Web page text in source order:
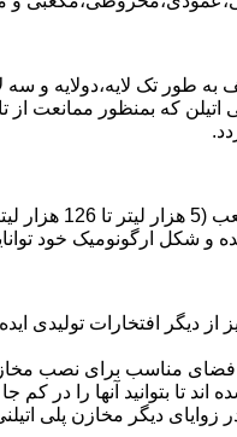
به طور تک لایه،دولایه و
اتیلن که بمنظور ممانعت
ارگونومیک خود توانایی
اتیلن مکعبی تا حجم 30 هزار لیتر
مناسب برای نصب
تا بتوانید آنها را در کم
دیگر مخازن پلی اتیلنی